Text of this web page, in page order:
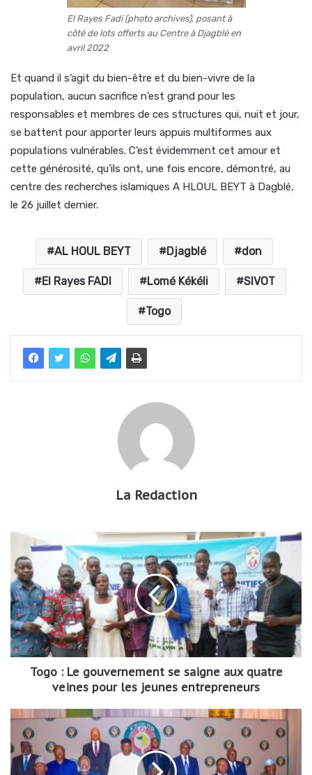
El Rayes Fadi (photo archives), posant à
côté de lots offerts au Centre à Djagblé en
avril 2022
Et quand il s’agit du bien-être et du bien-vivre de la
population, aucun sacrifice n’est grand pour les
responsables et membres de ces structures qui, nuit et jour,
se battent pour apporter leurs appuis multiformes aux
populations vulnérables. C’est évidemment cet amour et
cette générosité, qu’ils ont, une fois encore, démontré, au
centre des recherches islamiques A HLOUL BEYT à Dagblé,
le 26 juillet dernier.
AL HOUL BEYT Djagblé don
El Rayes FADI Lomé Kékéli SIVOT
Togo
La Redaction
Togo : Le gouvernement se saigne aux quatre
veines pour les jeunes entrepreneurs